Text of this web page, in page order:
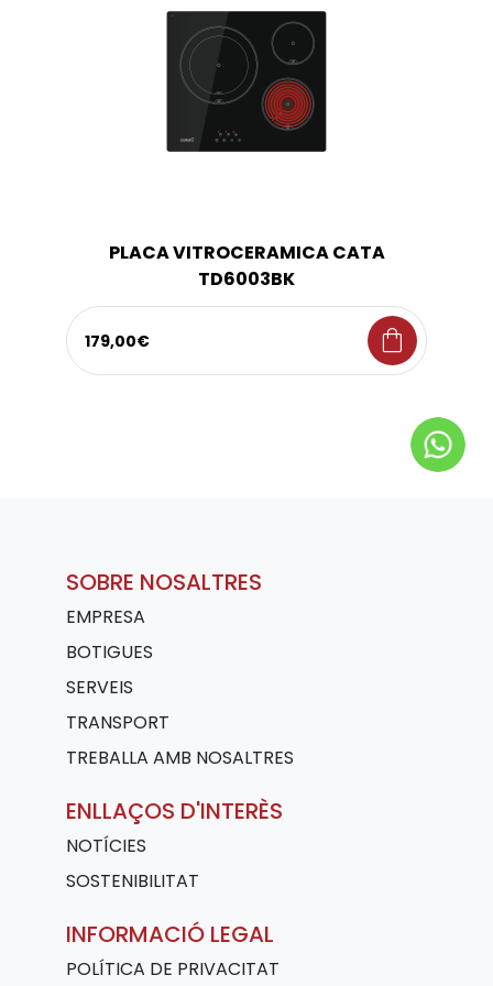
PLACA VITROCERAMICA CATA
TD6003BK
179,00€ shopping_bag
SOBRE NOSALTRES
EMPRESA
BOTIGUES
SERVEIS
TRANSPORT
TREBALLA AMB NOSALTRES
ENLLAÇOS D'INTERÈS
NOTÍCIES
SOSTENIBILITAT
INFORMACIÓ LEGAL
POLÍTICA DE PRIVACITAT